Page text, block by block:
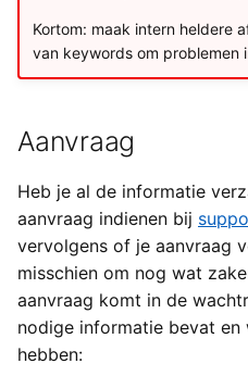
Kortom: maak intern heldere
van keywords om problemen
Aanvraag
Heb je al de informatie
aanvraag indienen bij
vervolgens of je aanvraag
misschien om nog wat
aanvraag komt in de
nodige informatie bevat en
hebben: